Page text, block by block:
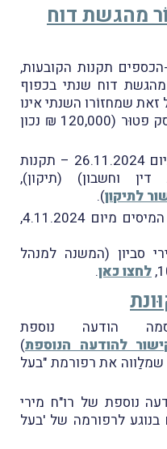
מהגשת דוח
ועדת-הכספים תקנות הקובעות,
דוח שנתי בכפוף
זאת שמחזוֹרו השנתי אינו
עולה על תקרת המחזוֹר של עוסק פטוּר (120,000 ₪ נכון
תקנות אלו פורסמו ברשומות ביום 26.11.2024 – תקנות
וחשבון) (תיקון),
לתיקון).
4.11.2024,
סביון (המשנה למנהל
לחצו כאן.
פורסמה הודעה נוספת
להודעה הנוספת)
את רפורמת "בעל
פורסמה הודעה נוספת של רו"ח מירי
בנוגע לרפורמה של 'בעל